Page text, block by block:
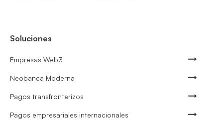
Soluciones
Empresas Web3
Neobanca Moderna
Pagos transfronterizos
Pagos empresariales internacionales